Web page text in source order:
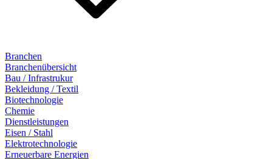
Branchen
Branchenübersicht
Bau / Infrastrukur
Bekleidung / Textil
Biotechnologie
Chemie
Dienstleistungen
Eisen / Stahl
Elektrotechnologie
Erneuerbare Energien